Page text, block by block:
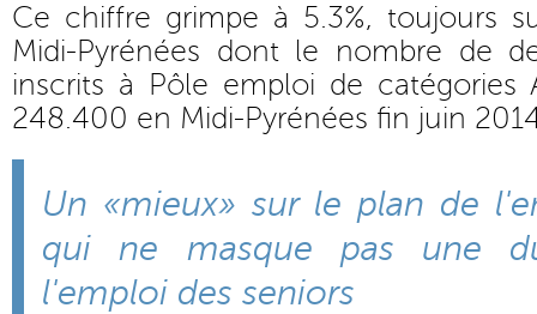
Ce chiffre grimpe à 5.3%, toujours
Midi-Pyrénées dont le nombre de
inscrits à Pôle emploi de catégories
248.400 en Midi-Pyrénées fin juin
Un «mieux» sur le plan de
qui ne masque pas une
l'emploi des seniors